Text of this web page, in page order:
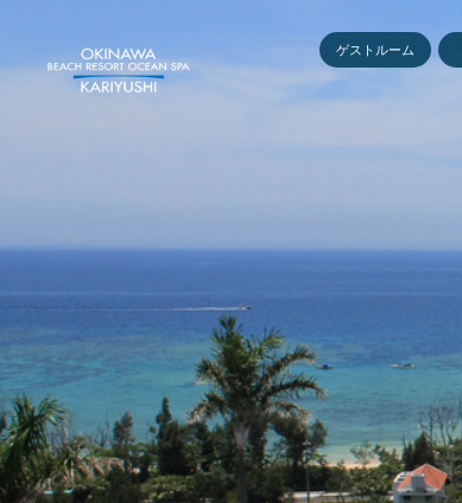
ゲストルーム